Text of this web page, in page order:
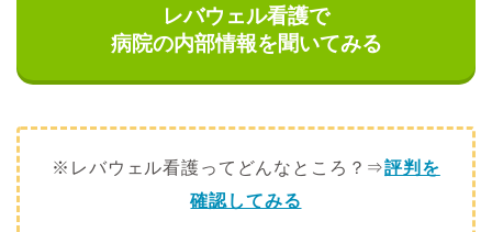
レバウェル看護で
病院の内部情報を聞いてみる
※レバウェル看護ってどんなところ？⇒評判を
確認してみる